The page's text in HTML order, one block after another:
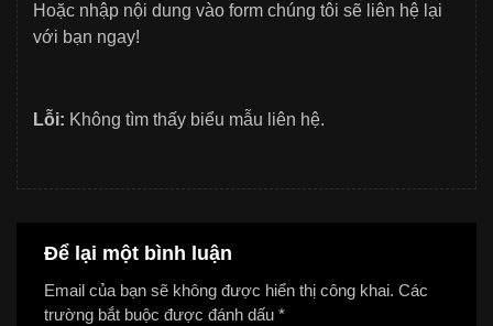
Hoặc nhập nội dung vào form chúng tôi sẽ liên hệ lại
với bạn ngay!
Lỗi: Không tìm thấy biểu mẫu liên hệ.
Để lại một bình luận
Email của bạn sẽ không được hiển thị công khai. Các
trường bắt buộc được đánh dấu *